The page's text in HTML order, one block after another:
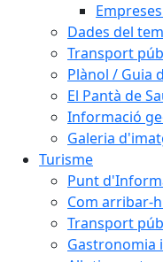
Dades del
Transport
Plànol / Guia
El Pantà de
Informació
Galeria
Turisme
Punt
Com arribar-
Transport
Gastronomia